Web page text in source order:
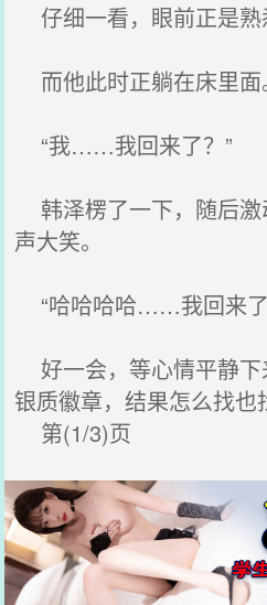
仔细一看，眼前正是熟
而他此时正躺在床里面
“我……我回来了？”
韩泽楞了一下，随后
声大笑。
“哈哈哈哈……我回来了
好一会，等心情平静下
银质徽章，结果怎么找也
第(1/3)页